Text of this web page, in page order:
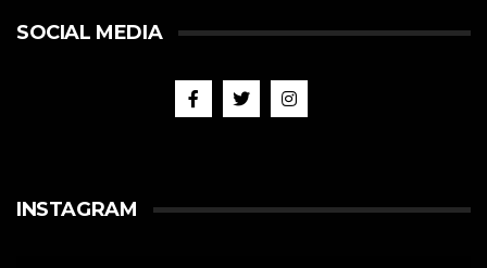
SOCIAL MEDIA
INSTAGRAM